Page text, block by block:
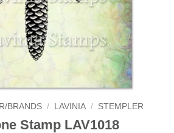
BRANDS / LAVINIA / STEMPLER
Stamp LAV1018